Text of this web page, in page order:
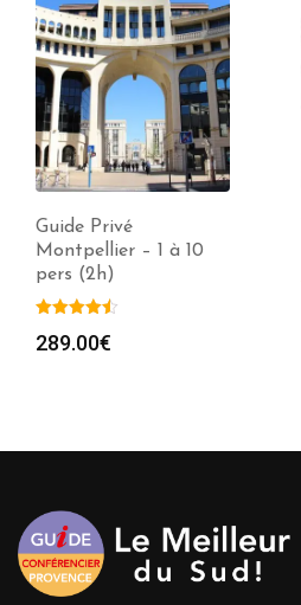
Visite Guidée de
Nîmes (2h)
339.00 €